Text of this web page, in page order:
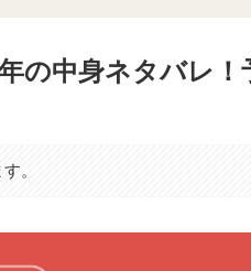
の中身ネタバレ！
。